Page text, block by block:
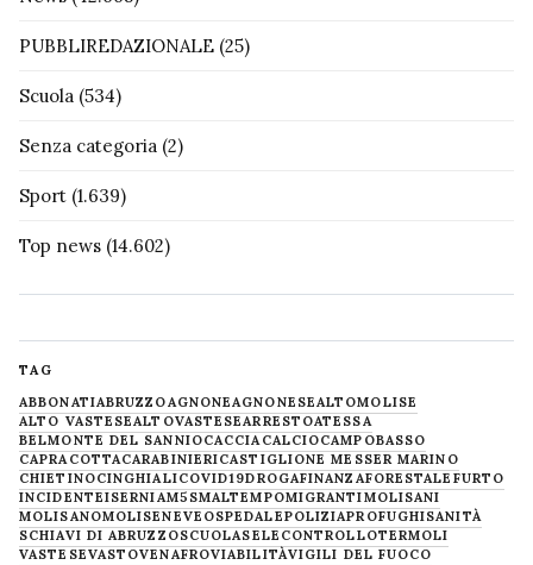
PUBBLIREDAZIONALE (25)
Scuola (534)
Senza categoria (2)
Sport (1.639)
Top news (14.602)
TAG
ABBONATIABRUZZOAGNONEAGNONESEALTOMOLISE
ALTO VASTESEALTOVASTESEARRESTOATESSA
BELMONTE DEL SANNIOCACCIACALCIOCAMPOBASSO
CAPRACOTTACARABINIERICASTIGLIONE MESSER MARINO
CHIETINOCINGHIALICOVID19DROGAFINANZAFORESTALE FURTO
INCIDENTEISERNIAM5SMALTEMPOMIGRANTIMOLISANI
MOLISANOMOLISENEVE OSPEDALEPOLIZIAPROFUGHISANITÀ
SCHIAVI DI ABRUZZOSCUOLASELECONTROLLOTERMOLI
VASTESEVASTOVENAFROVIABILITÀVIGILI DEL FUOCO